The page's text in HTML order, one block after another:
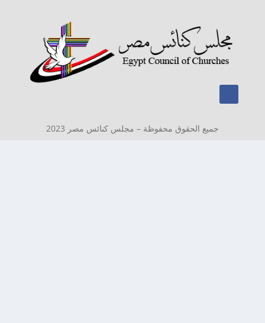
جميع الحقوق محفوظة – مجلس كنائس مصر 2023